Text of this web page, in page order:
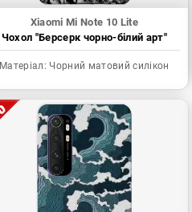
Xiaomi Mi Note 10 Lite
Чохол "Берсерк чорно-білий арт"
Матеріал: Чорний матовий силікон